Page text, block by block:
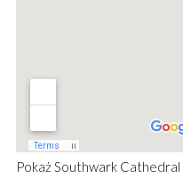
Pokaż Southwark Cathedral